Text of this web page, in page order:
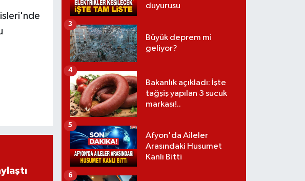
duyurusu
Büyük deprem mi
geliyor?
3
Bakanlık açıkladı: İşte
tağşiş yapılan 3 sucuk
markası!..
4
Afyon'da Aileler
Arasındaki Husumet
Kanlı Bitti
5
6